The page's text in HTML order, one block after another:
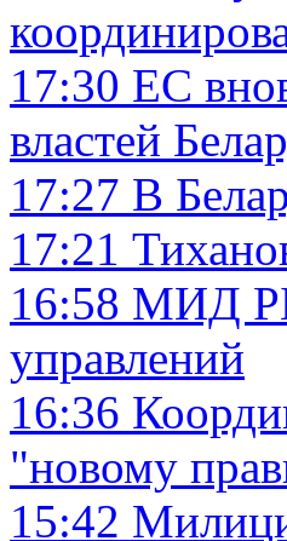
17:30 ЕС
властей
17:27 В
17:21
16:58 МИД РБ
управлений
16:36
"новому
15:42